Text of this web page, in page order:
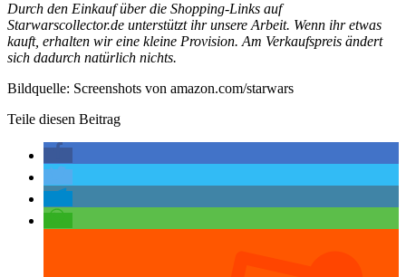
Durch den Einkauf über die Shopping-Links auf
Starwarscollector.de unterstützt ihr unsere Arbeit. Wenn ihr etwas
kauft, erhalten wir eine kleine Provision. Am Verkaufspreis ändert
sich dadurch natürlich nichts.
Bildquelle: Screenshots von amazon.com/starwars
Teile diesen Beitrag